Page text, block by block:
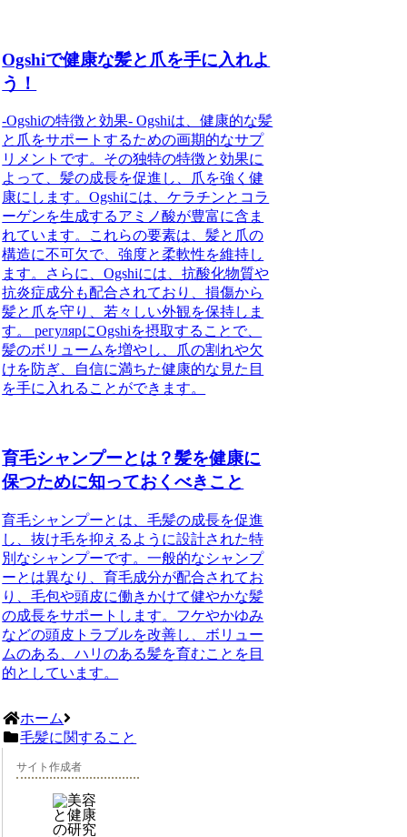
Ogshiで健康な髪と爪を手に入れよ
う！
-Ogshiの特徴と効果- Ogshiは、健康的な髪
と爪をサポートするための画期的なサプ
リメントです。その独特の特徴と効果に
よって、髪の成長を促進し、爪を強く健
康にします。Ogshiには、ケラチンとコラ
ーゲンを生成するアミノ酸が豊富に含ま
れています。これらの要素は、髪と爪の
構造に不可欠で、強度と柔軟性を維持し
ます。さらに、Ogshiには、抗酸化物質や
抗炎症成分も配合されており、損傷から
髪と爪を守り、若々しい外観を保持しま
す。 регулярにOgshiを摂取することで、
髪のボリュームを増やし、爪の割れや欠
けを防ぎ、自信に満ちた健康的な見た目
を手に入れることができます。
育毛シャンプーとは？髪を健康に
保つために知っておくべきこと
育毛シャンプーとは、毛髪の成長を促進
し、抜け毛を抑えるように設計された特
別なシャンプーです。一般的なシャンプ
ーとは異なり、育毛成分が配合されてお
り、毛包や頭皮に働きかけて健やかな髪
の成長をサポートします。フケやかゆみ
などの頭皮トラブルを改善し、ボリュー
ムのある、ハリのある髪を育むことを目
的としています。
ホーム
毛髪に関すること
サイト作成者